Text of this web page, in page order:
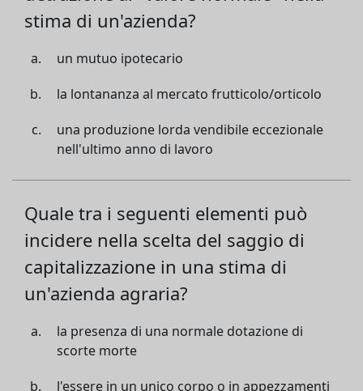
stima di un'azienda?
un mutuo ipotecario
la lontananza al mercato frutticolo/orticolo
una produzione lorda vendibile eccezionale
nell'ultimo anno di lavoro
Quale tra i seguenti elementi può
incidere nella scelta del saggio di
capitalizzazione in una stima di
un'azienda agraria?
la presenza di una normale dotazione di
scorte morte
l'essere in un unico corpo o in appezzamenti